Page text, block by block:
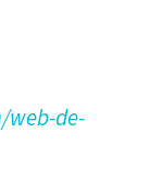
web-de-